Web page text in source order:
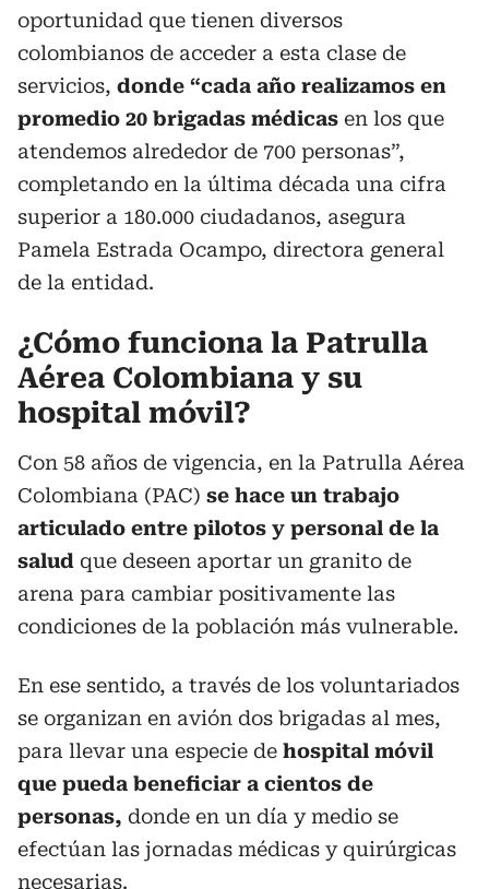
oportunidad que tienen diversos
colombianos de acceder a esta clase de
servicios, donde “cada año realizamos en
promedio 20 brigadas médicas en los que
atendemos alrededor de 700 personas”,
completando en la última década una cifra
superior a 180.000 ciudadanos, asegura
Pamela Estrada Ocampo, directora general
de la entidad.
¿Cómo funciona la Patrulla
Aérea Colombiana y su
hospital móvil?
Con 58 años de vigencia, en la Patrulla Aérea
Colombiana (PAC) se hace un trabajo
articulado entre pilotos y personal de la
salud que deseen aportar un granito de
arena para cambiar positivamente las
condiciones de la población más vulnerable.
En ese sentido, a través de los voluntariados
se organizan en avión dos brigadas al mes,
para llevar una especie de hospital móvil
que pueda beneficiar a cientos de
personas, donde en un día y medio se
efectúan las jornadas médicas y quirúrgicas
necesarias.